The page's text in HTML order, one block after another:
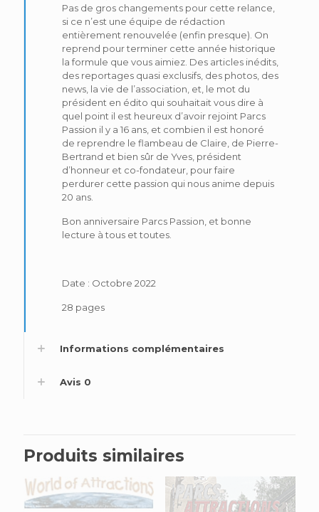
Pas de gros changements pour cette relance,
si ce n’est une équipe de rédaction
entièrement renouvelée (enfin presque). On
reprend pour terminer cette année historique
la formule que vous aimiez. Des articles inédits,
des reportages quasi exclusifs, des photos, des
news, la vie de l’association, et, le mot du
président en édito qui souhaitait vous dire à
quel point il est heureux d’avoir rejoint Parcs
Passion il y a 16 ans, et combien il est honoré
de reprendre le flambeau de Claire, de Pierre-
Bertrand et bien sûr de Yves, président
d’honneur et co-fondateur, pour faire
perdurer cette passion qui nous anime depuis
20 ans.
Bon anniversaire Parcs Passion, et bonne
lecture à tous et toutes.
Date : Octobre 2022
28 pages
Informations complémentaires
Avis 0
Produits similaires